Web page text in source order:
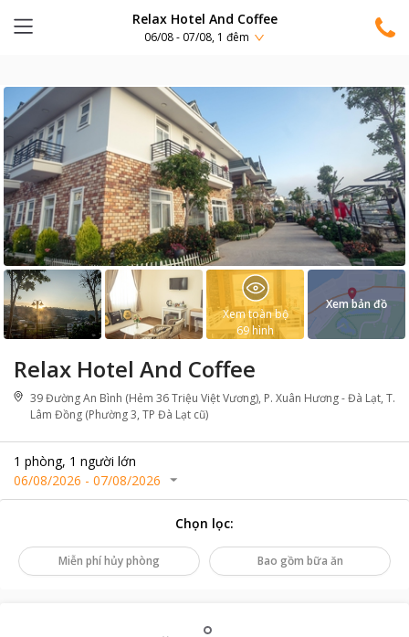
Relax Hotel And Coffee
06/08 - 07/08, 1 đêm
Relax Hotel And Coffee
39 Đường An Bình (Hẻm 36 Triệu Việt Vương), P. Xuân Hương - Đà Lạt, T.
Lâm Đồng (Phường 3, TP Đà Lạt cũ)
1 phòng, 1 người lớn
06/08/2026 - 07/08/2026
Xem toàn bộ
69hình
Xem bản đồ
Chọn lọc:
Miễn phí hủy phòng Bao gồm bữa ăn